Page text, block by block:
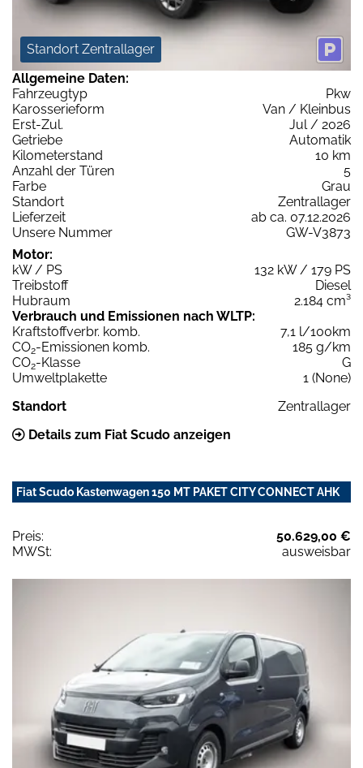
Standort Zentrallager
Allgemeine Daten:
Fahrzeugtyp
Pkw
Karosserieform
Van / Kleinbus
Erst-Zul.
Jul / 2026
Getriebe
Automatik
Kilometerstand
10 km
Anzahl der Türen
5
Farbe
Grau
Standort
Zentrallager
Lieferzeit
ab ca. 07.12.2026
Unsere Nummer
GW-V3873
Motor:
kW / PS
132 kW / 179 PS
Treibstoff
Diesel
Hubraum
2.184 cm³
Verbrauch und Emissionen nach WLTP:
Kraftstoffverbr. komb.
7,1 l/100km
CO2-Emissionen komb.
185 g/km
CO2-Klasse
G
Umweltplakette
1 (None)
Standort
Zentrallager
Details zum Fiat Scudo anzeigen
Fiat Scudo Kastenwagen 150 MT PAKET CITY CONNECT AHK
Preis:
50.629,00 €
MWSt:
ausweisbar